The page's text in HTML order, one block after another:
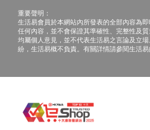
小便蛋白質
小便比重
小便尿糖
小便清濁度
小便血
小便顏色
重要聲明：
生活易會員於本網站內所發表的全部內容為
任何內容，並不會保證其準確性、完整性及
均屬個人意見，並不代表生活易之言論及立
紛，生活易概不負責。有關詳情請參閱生活易